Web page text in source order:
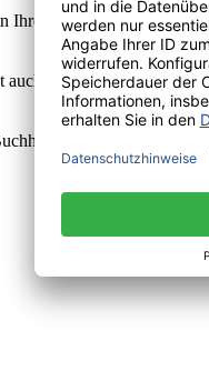
Ihrem Fachgebiet und
telefonisch unter
wie z.B. amazon